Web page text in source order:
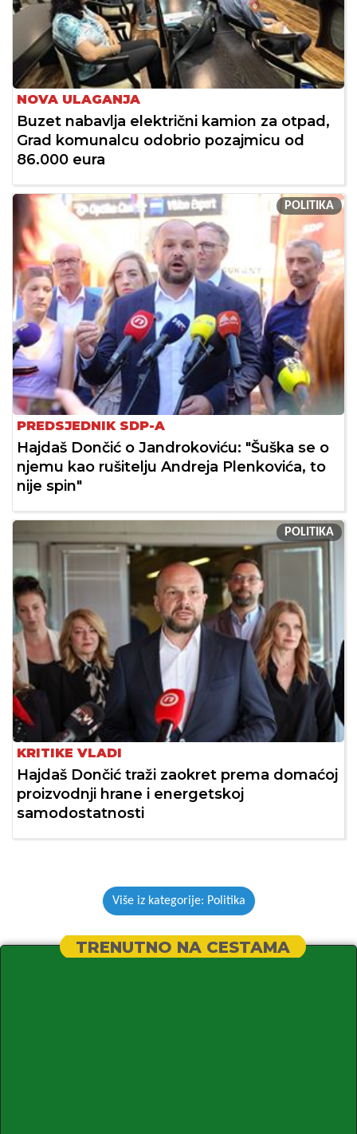
NOVA ULAGANJA
Buzet nabavlja električni kamion za otpad,
Grad komunalcu odobrio pozajmicu od
86.000 eura
POLITIKA
PREDSJEDNIK SDP-A
Hajdaš Dončić o Jandrokoviću: "Šuška se o
njemu kao rušitelju Andreja Plenkovića, to
nije spin"
POLITIKA
KRITIKE VLADI
Hajdaš Dončić traži zaokret prema domaćoj
proizvodnji hrane i energetskoj
samodostatnosti
Više iz kategorije: Politika
TRENUTNO NA CESTAMA